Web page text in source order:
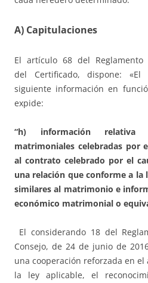
A) Capitulaciones
El artículo 68 del
del Certificado, dispone: «El
siguiente información en
expide:
“h) información relativa
matrimoniales celebradas por
al contrato celebrado por el
una relación que conforme a la
similares al matrimonio e
económico matrimonial o
El considerando 18 del
Consejo, de 24 de junio de
una cooperación reforzada en
la ley aplicable, el